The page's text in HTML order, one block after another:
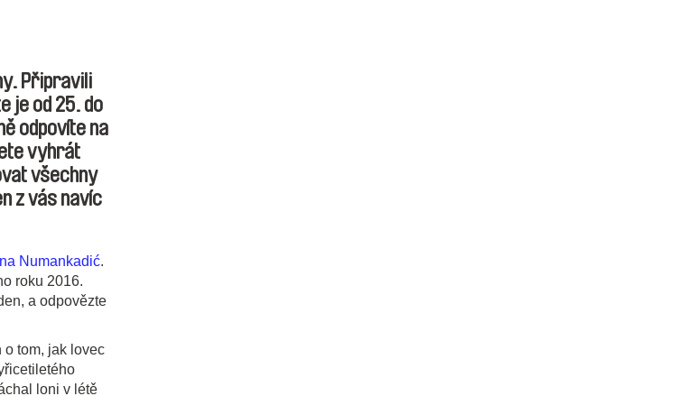
Připravili
je od 25. do
odpovíte na
vyhrát
všechny
z vás navíc
Numankadić.
roku 2016.
a odpovězte
o tom, jak lovec
loni v létě